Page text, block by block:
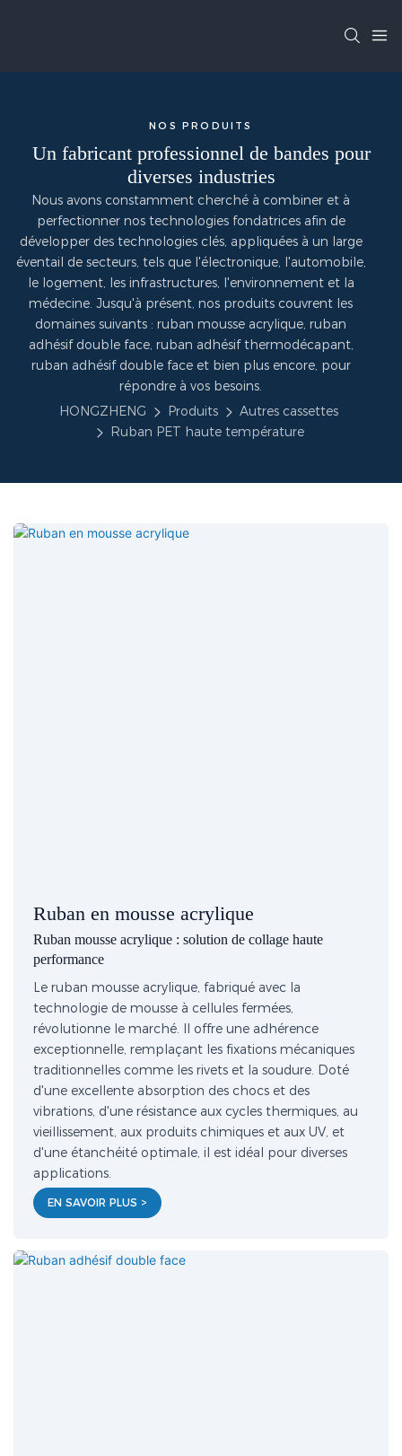
NOS PRODUITS
Un fabricant professionnel de bandes pour
diverses industries
Nous avons constamment cherché à combiner et à
perfectionner nos technologies fondatrices afin de
développer des technologies clés, appliquées à un large
éventail de secteurs, tels que l'électronique, l'automobile,
le logement, les infrastructures, l'environnement et la
médecine. Jusqu'à présent, nos produits couvrent les
domaines suivants : ruban mousse acrylique, ruban
adhésif double face, ruban adhésif thermodécapant,
ruban adhésif double face et bien plus encore, pour
répondre à vos besoins.
HONGZHENG
Produits
Autres cassettes
Ruban PET haute température
Ruban en mousse acrylique
Ruban mousse acrylique : solution de collage haute
performance
Le ruban mousse acrylique, fabriqué avec la
technologie de mousse à cellules fermées,
révolutionne le marché. Il offre une adhérence
exceptionnelle, remplaçant les fixations mécaniques
traditionnelles comme les rivets et la soudure. Doté
d'une excellente absorption des chocs et des
vibrations, d'une résistance aux cycles thermiques, au
vieillissement, aux produits chimiques et aux UV, et
d'une étanchéité optimale, il est idéal pour diverses
applications.
EN SAVOIR PLUS >